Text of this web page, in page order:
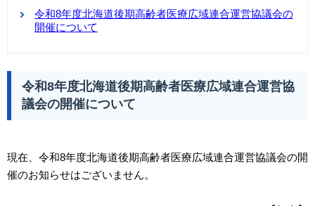
令和8年度北海道後期高齢者医療広域連合運営協議会の
開催について
令和8年度北海道後期高齢者医療広域連合運営協
議会の開催について
現在、令和8年度北海道後期高齢者医療広域連合運営協議会の開
催のお知らせはございません。